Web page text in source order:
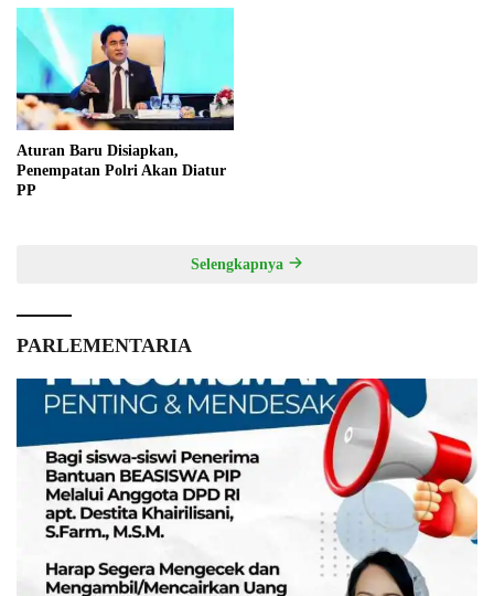
Aturan Baru Disiapkan,
Penempatan Polri Akan Diatur
PP
Selengkapnya
PARLEMENTARIA